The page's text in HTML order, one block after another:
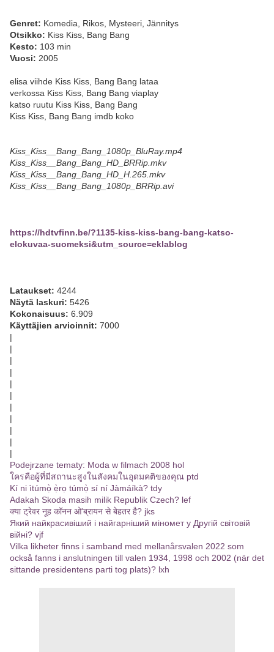
Genret: Komedia, Rikos, Mysteeri, Jännitys
Otsikko: Kiss Kiss, Bang Bang
Kesto: 103 min
Vuosi: 2005
elisa viihde Kiss Kiss, Bang Bang lataa
verkossa Kiss Kiss, Bang Bang viaplay
katso ruutu Kiss Kiss, Bang Bang
Kiss Kiss, Bang Bang imdb koko
Kiss_Kiss__Bang_Bang_1080p_BluRay.mp4
Kiss_Kiss__Bang_Bang_HD_BRRip.mkv
Kiss_Kiss__Bang_Bang_HD_H.265.mkv
Kiss_Kiss__Bang_Bang_1080p_BRRip.avi
https://hdtvfinn.be/?1135-kiss-kiss-bang-bang-katso-
elokuvaa-suomeksi&utm_source=eklablog
Lataukset: 4244
Näytä laskuri: 5426
Kokonaisuus: 6.909
Käyttäjien arvioinnit: 7000
|
|
|
|
|
|
|
|
|
|
|
Podejrzane tematy: Moda w filmach 2008 hol
ใครคือผู้ที่มีสถานะสูงในสังคมในอุดมคติของคุณ ptd
Kí ni ìtúmọ̀ ẹ̀rọ túmọ̀ sí ní Jàmáíkà? tdy
Adakah Skoda masih milik Republik Czech? lef
क्या ट्रेवर नूह कॉनन ओ'ब्रायन से बेहतर है? jks
Який найкрасивіший і найгарніший міномет у Другій світовій
війні? vjf
Vilka likheter finns i samband med mellanårsvalen 2022 som
också fanns i anslutningen till valen 1934, 1998 och 2002 (när det
sittande presidentens parti tog plats)? lxh